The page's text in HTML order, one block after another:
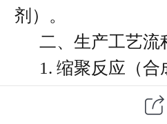
剂）。
二、生产工艺流
1. 缩聚反应（合
将二乙烯三胺